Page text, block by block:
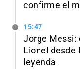
confirme el
15:47
Jorge Messi:
Lionel desde
leyenda